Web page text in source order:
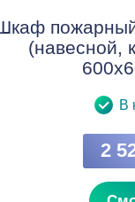
(навесной,
В
2